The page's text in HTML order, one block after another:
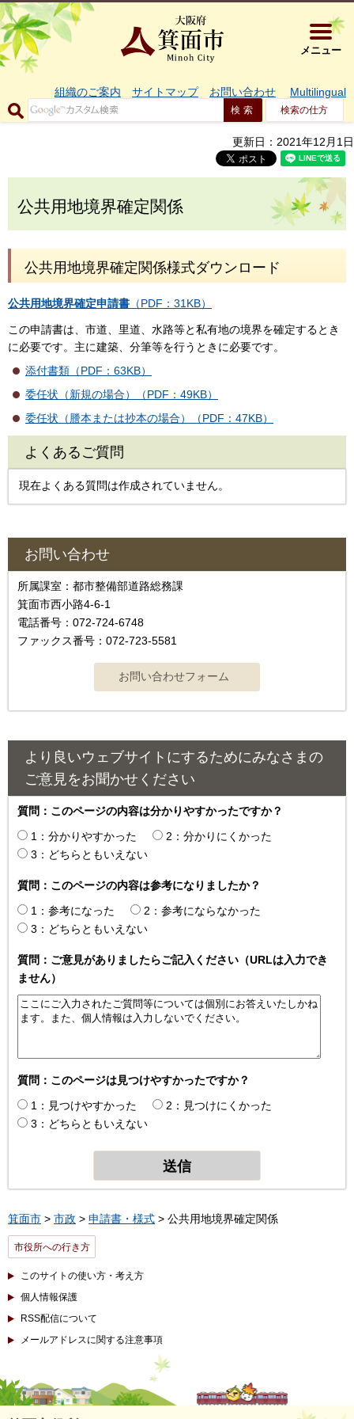
大阪府箕
メニュー
組織のご案内 サイトマップ お問い合わせ Multilingual
検索の仕方
更新日：2021年12月1日
公共用地境界確定関係
公共用地境界確定関係様式ダウンロード
公共用地境界確定申請書 （PDF：31KB）
この申請書は、市道、里道、水路等と私有地の境界を確定するとき
に必要です。主に建築、分筆等を行うときに必要です。
添付書類（PDF：63KB）
委任状（新規の場合）（PDF：49KB）
委任状（謄本または抄本の場合）（PDF：47KB）
よくあるご質問
現在よくある質問は作成されていません。
お問い合わせ
所属課室：都市整備部道路総務課
箕面市西小路4-6-1
電話番号：072-724-6748
ファックス番号：072-723-5581
より良いウェブサイトにするためにみなさまの
ご意見をお聞かせください
質問：このページの内容は分かりやすかったですか？
1：分かりやすかった
2：分かりにくかった
3：どちらともいえない
質問：このページの内容は参考になりましたか？
1：参考になった
2：参考にならなかった
3：どちらともいえない
質問：ご意見がありましたらご記入ください（URLは入力でき
ません）
質問：このページは見つけやすかったですか？
1：見つけやすかった
2：見つけにくかった
3：どちらともいえない
箕面市 > 市政 > 申請書・様式 > 公共用地境界確定関係
市役所への行き方
このサイトの使い方・考え方
個人情報保護
RSS配信について
メールアドレスに関する注意事項